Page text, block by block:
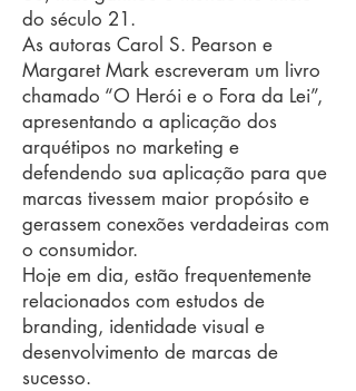
do século 21.
As autoras Carol S. Pearson e
Margaret Mark escreveram um livro
chamado “O Herói e o Fora da Lei”,
apresentando a aplicação dos
arquétipos no marketing e
defendendo sua aplicação para que
marcas tivessem maior propósito e
gerassem conexões verdadeiras com
o consumidor.
Hoje em dia, estão frequentemente
relacionados com estudos de
branding, identidade visual e
desenvolvimento de marcas de
sucesso.